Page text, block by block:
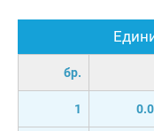
бр.
1